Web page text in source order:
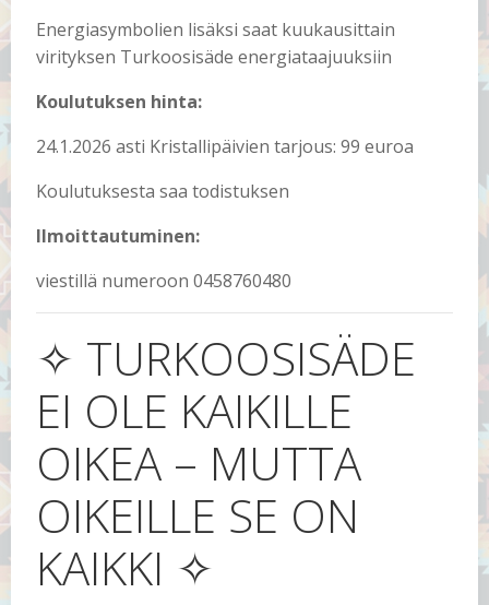
Energiasymbolien lisäksi saat kuukausittain
virityksen Turkoosisäde energiataajuuksiin
Koulutuksen hinta:
24.1.2026 asti Kristallipäivien tarjous: 99 euroa
Koulutuksesta saa todistuksen
Ilmoittautuminen:
viestillä numeroon 0458760480
✧ TURKOOSISÄDE
EI OLE KAIKILLE
OIKEA – MUTTA
OIKEILLE SE ON
KAIKKI ✧